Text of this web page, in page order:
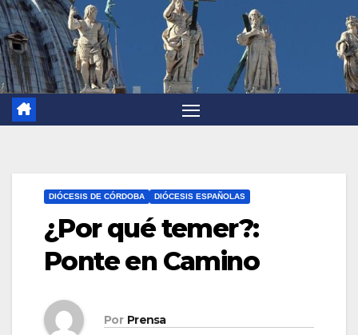
DIÓCESIS DE CÓRDOBA DIÓCESIS ESPAÑOLAS
¿Por qué temer?:
Ponte en Camino
Por Prensa